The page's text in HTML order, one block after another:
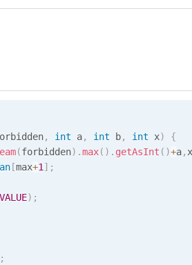
, int a, int b, int x)
{
(forbidden) .max( ) . getAsInt ( )+a,x
[max+1] ;
) ;
;